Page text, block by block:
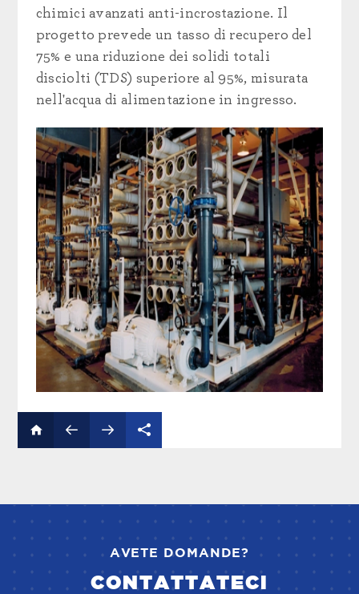
chimici avanzati anti-incrostazione. Il
progetto prevede un tasso di recupero del
75% e una riduzione dei solidi totali
disciolti (TDS) superiore al 95%, misurata
nell'acqua di alimentazione in ingresso.
AVETE DOMANDE?
CONTATTATECI